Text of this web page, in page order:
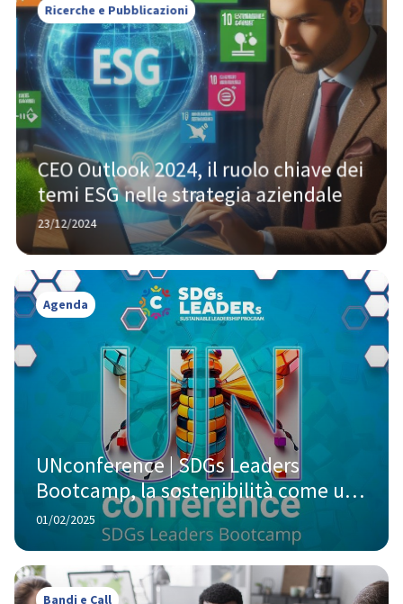
Ricerche e Pubblicazioni
CEO Outlook 2024, il ruolo chiave dei
temi ESG nelle strategia aziendale
23/12/2024
Agenda
UNconference | SDGs Leaders
Bootcamp, la sostenibilità come un
processo collaborativo e condiviso
01/02/2025
Bandi e Call